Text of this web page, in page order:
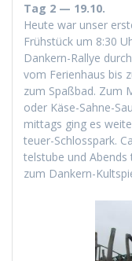
Tag 2 — 19.10.
Heute war unser
Früh­stück um 8:30
Dankern-Ral­lye
vom Ferien­haus bis
zum Spaßbad. Zum
oder Käse-Sahne-
mit­tags ging es
teuer-Schloss­park.
tel­stube und
zum Dankern-